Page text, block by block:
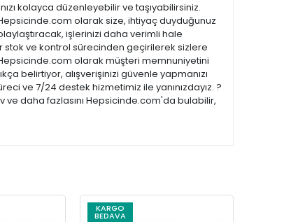
kolayca düzenleyebilir ve taşıyabilirsiniz.
olarak size, ihtiyaç duyduğunuz
işlerinizi daha verimli hale
stok ve kontrol sürecinden geçirilerek sizlere
Hepsicinde.com olarak müşteri memnuniyetini
belirtiyor, alışverişinizi güvenle yapmanızı
ve 7/24 destek hizmetimiz ile yanınızdayız. ?
ve daha fazlasını Hepsicinde.com'da bulabilir,
KARGO
BEDAVA